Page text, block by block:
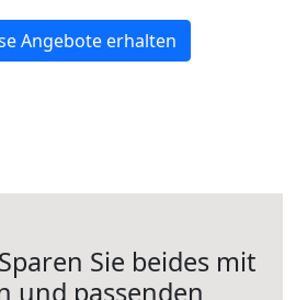
Angebote erhalten
Sie beides mit
und passenden